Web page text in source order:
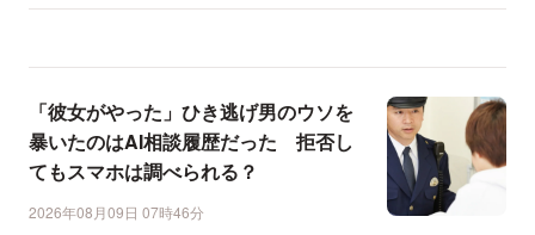
「彼女がやった」ひき逃げ男のウソを
暴いたのはAI相談履歴だった 拒否し
てもスマホは調べられる？
2026年08月09日 07時46分